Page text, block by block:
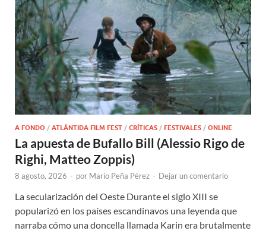
A FONDO / ATLÁNTIDA FILM FEST / CRÍTICAS / FESTIVALES / ONLINE
La apuesta de Bufallo Bill (Alessio Rigo de
Righi, Matteo Zoppis)
8 agosto, 2026 - por Mario Peña Pérez - Dejar un comentario
La secularización del Oeste Durante el siglo XIII se
popularizó en los países escandinavos una leyenda que
narraba cómo una doncella llamada Karin era brutalmente